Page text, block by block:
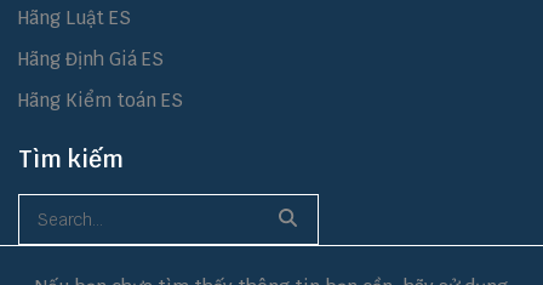
Hãng Luật ES
Hãng Định Giá ES
Hãng Kiểm toán ES
Tìm kiếm